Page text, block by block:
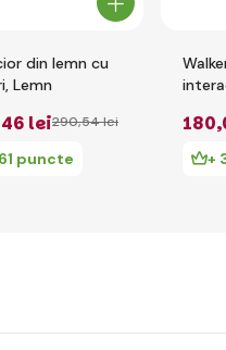
din lemn cu
Lemn
lei290,54 lei
puncte
180
+